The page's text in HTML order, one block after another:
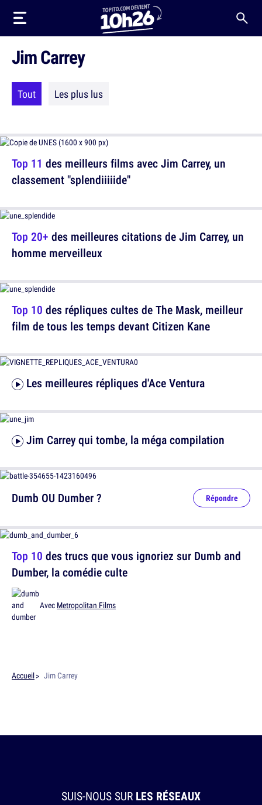
Jim Carrey
Tout Les plus lus
Top 11 des meilleurs films avec Jim Carrey, un
classement "splendiiiiide"
Top 20+ des meilleures citations de Jim Carrey, un
homme merveilleux
Les meilleures répliques d'Ace Ventura
Dumb OU Dumber ? Répondre
Top 10 des répliques cultes de The Mask, meilleur
film de tous les temps devant Citizen Kane
Jim Carrey qui tombe, la méga compilation
Top 10 des trucs que vous ignoriez sur Dumb and
Dumber, la comédie culte
Avec Metropolitan Films
Accueil Jim Carrey
SUIS-NOUS SUR LES RÉSEAUX